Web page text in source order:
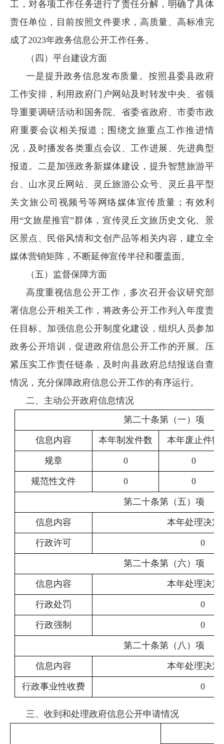
工，对各项工作任务进行了责任分解，明确了具体
责任单位，目前按照文件要求，高质量、高标准完
成了2023年政务信息公开工作任务。
（四）平台建设方面
一是提升政务信息发布质量。按照县委县政府
工作安排，利用政府门户网站及时转发中央、省领
导重要调研活动和国务院、省委省政府、市委市政
府重要会议相关报道；围绕文旅重点工作推进情
况，及时播发各类重点会议、工作进展、先进典型
报道。二是加强政务新媒体建设，提升智慧旅游平
台、山水灵丘网站、灵丘旅游公众号、灵丘县平型
关文旅公司视频号等网络媒体宣传质量；有效利
用“文旅星推官”群体，宣传灵丘文旅历史文化、景
区景点、民俗风情和文创产品等相关内容，建立全
媒体营销矩阵，不断延伸宣传半径和覆盖面。
（五）监督保障方面
高度重视信息公开工作，多次召开会议研究部
署信息公开相关工作，将政务公开工作列入年度责
任目标。加强信息公开制度化建设，组织人员参加
政务公开培训，促进政府信息公开工作的开展。压
紧压实工作责任链条，及时向县政府总结报送自查
情况，充分保障政府信息公开工作的有序运行。
二、主动公开政府信息情况
第二十条第（一）项
信息内容 本年制 发件数 本年废止件数
规章 0 0
规范性文件 0 0
第二十条第（五）项
信息内容 本年处理决定
行政许可 0
第二十条第（六）项
信息内容 本年处理决定
行政处罚 0
行政强制 0
第二十条第（八）项
信息内容 本年处理决定
行政事业性收费 0
三、收到和处理政府信息公开申请情况